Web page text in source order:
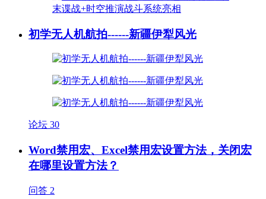
初学无人机航拍------新疆伊犁风光
论坛 30
Word禁用宏、Excel禁用宏设置方法，关闭宏
在哪里设置方法？
问答 2